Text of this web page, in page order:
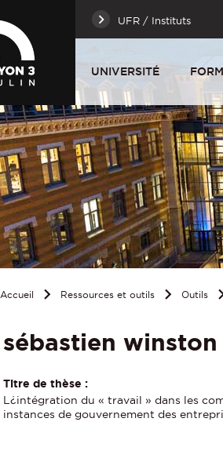
UFR / Instituts
UNIVERSITÉ
Accueil Ressources et outils Outils
sébastien winston
Titre de thèse :
L¿intégration du « travail » dans les
instances de gouvernement des